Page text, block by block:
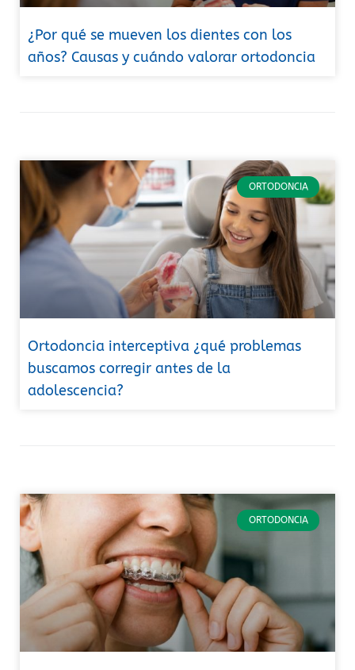
¿Por qué se mueven los dientes con los
años? Causas y cuándo valorar ortodoncia
ORTODONCIA
Ortodoncia interceptiva ¿qué problemas
buscamos corregir antes de la
adolescencia?
ORTODONCIA